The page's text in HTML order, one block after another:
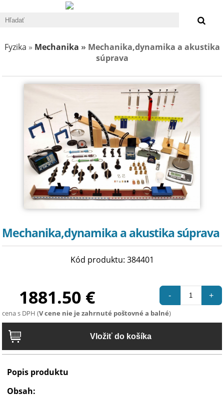
Fyzika » Mechanika » Mechanika,dynamika a akustika
súprava
Mechanika,dynamika a akustika súprava
Kód produktu: 384401
1881.50 € +
-
cena s DPH (V cene nie je zahrnuté poštovné a balné)
Popis produktu
Obsah: